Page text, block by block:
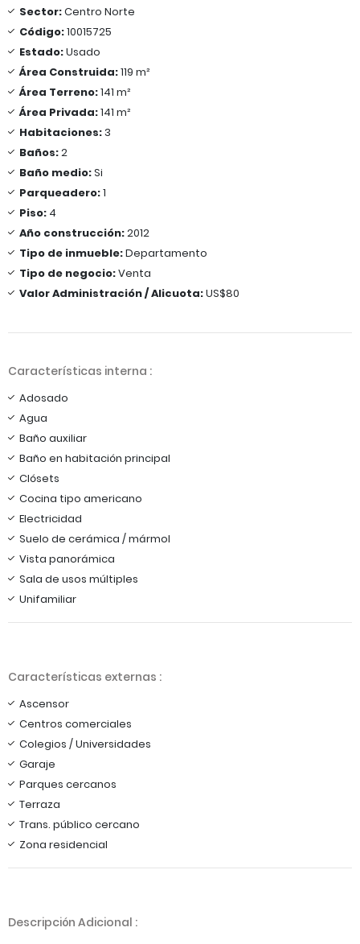
Sector:Centro Norte
Código:10015725
Estado:Usado
Área Construida:119 m²
Área Terreno:141 m²
Área Privada:141 m²
Habitaciones:3
Baños:2
Baño medio:Si
Parqueadero:1
Piso: 4
Año construcción:2012
Tipo de inmueble:Departamento
Tipo de negocio:Venta
Valor Administración / Alicuota:US$80
Características interna :
Adosado
Agua
Baño auxiliar
Baño en habitación principal
Clósets
Cocina tipo americano
Electricidad
Suelo de cerámica / mármol
Vista panorámica
Sala de usos múltiples
Unifamiliar
Características externas :
Ascensor
Centros comerciales
Colegios / Universidades
Garaje
Parques cercanos
Terraza
Trans. público cercano
Zona residencial
Descripción Adicional :